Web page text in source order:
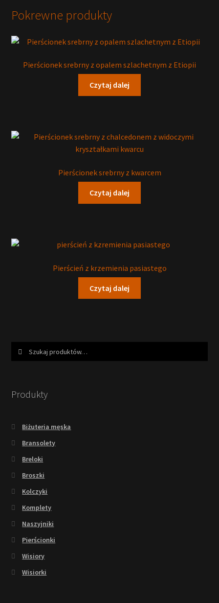
Pokrewne produkty
Pierścionek srebrny z opalem szlachetnym z Etiopii
Czytaj dalej
Pierścionek srebrny z kwarcem
Czytaj dalej
Pierścień z krzemienia pasiastego
Czytaj dalej
Produkty
Biżuteria męska
Bransolety
Breloki
Broszki
Kolczyki
Komplety
Naszyjniki
Pierścionki
Wisiory
Wisiorki